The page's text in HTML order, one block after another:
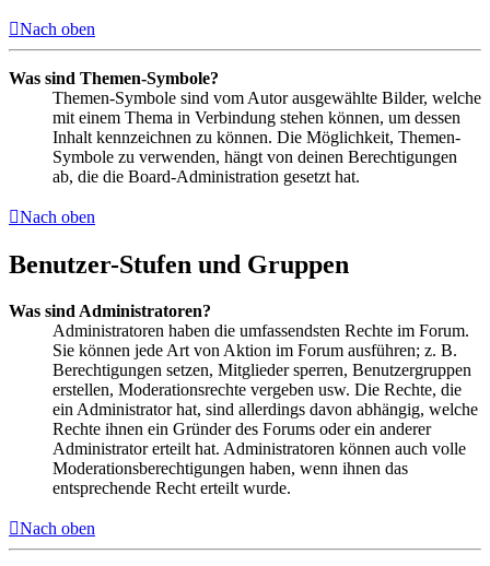
Nach oben
Was sind Themen-Symbole?
Themen-Symbole sind vom Autor ausgewählte Bilder, welche
mit einem Thema in Verbindung stehen können, um dessen
Inhalt kennzeichnen zu können. Die Möglichkeit, Themen-
Symbole zu verwenden, hängt von deinen Berechtigungen
ab, die die Board-Administration gesetzt hat.
Nach oben
Benutzer-Stufen und Gruppen
Was sind Administratoren?
Administratoren haben die umfassendsten Rechte im Forum.
Sie können jede Art von Aktion im Forum ausführen; z. B.
Berechtigungen setzen, Mitglieder sperren, Benutzergruppen
erstellen, Moderationsrechte vergeben usw. Die Rechte, die
ein Administrator hat, sind allerdings davon abhängig, welche
Rechte ihnen ein Gründer des Forums oder ein anderer
Administrator erteilt hat. Administratoren können auch volle
Moderationsberechtigungen haben, wenn ihnen das
entsprechende Recht erteilt wurde.
Nach oben